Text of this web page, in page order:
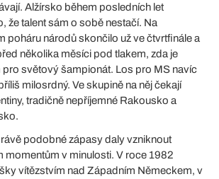
Alžírsko během posledních let
že talent sám o sobě nestačí. Na
poháru národů skončilo už ve čtvrtfinále a
několika měsíci pod tlakem, zda je
světový šampionát. Los pro MS navíc
milosrdný. Ve skupině na něj čekají
tradičně nepříjemné Rakousko a
podobné zápasy daly vzniknout
momentům v minulosti. V roce 1982
vítězstvím nad Západním Německem, v